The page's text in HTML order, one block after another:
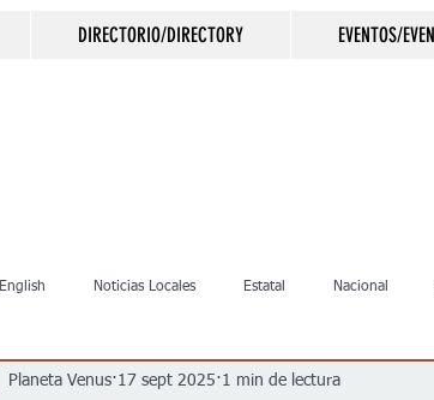
DIRECTORIO/DIRECTORY EVENTOS/
English Noticias Locales Estatal Nacional
Crimen Negocios Salud Arte & Cultura
Planeta Venus 17 sept 2025 1 min de lectura